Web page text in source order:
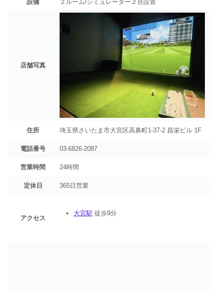
設備 ２ルーム/シミュレーター２台設置
店舗写真
住所 埼玉県さいたま市大宮区高鼻町1‐37‐2 昌栄ビル 1F
電話番号 03-6826-2087
営業時間 24時間
定休日 365日営業
アクセス
大宮駅 徒歩9分